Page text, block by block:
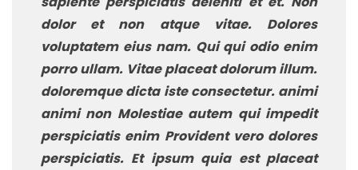
dolor et non atque vitae. Dolores
voluptatem eius nam. Qui qui odio enim
porro ullam. Vitae placeat dolorum illum.
doloremque dicta iste consectetur. animi
animi non Molestiae autem qui impedit
perspiciatis enim Provident vero dolores
perspiciatis. Et ipsum quia est placeat